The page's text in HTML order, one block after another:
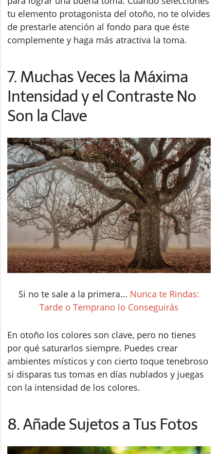
tu elemento protagonista del otoño, no te olvides
de prestarle atención al fondo para que éste
complemente y haga más atractiva la toma.
7. Muchas Veces la Máxima
Intensidad y el Contraste No
Son la Clave
Si no te sale a la primera... Nunca te Rindas:
Tarde o Temprano lo Conseguirás
En otoño los colores son clave, pero no tienes
por qué saturarlos siempre. Puedes crear
ambientes místicos y con cierto toque tenebroso
si disparas tus tomas en días nublados y juegas
con la intensidad de los colores.
8. Añade Sujetos a Tus Fotos